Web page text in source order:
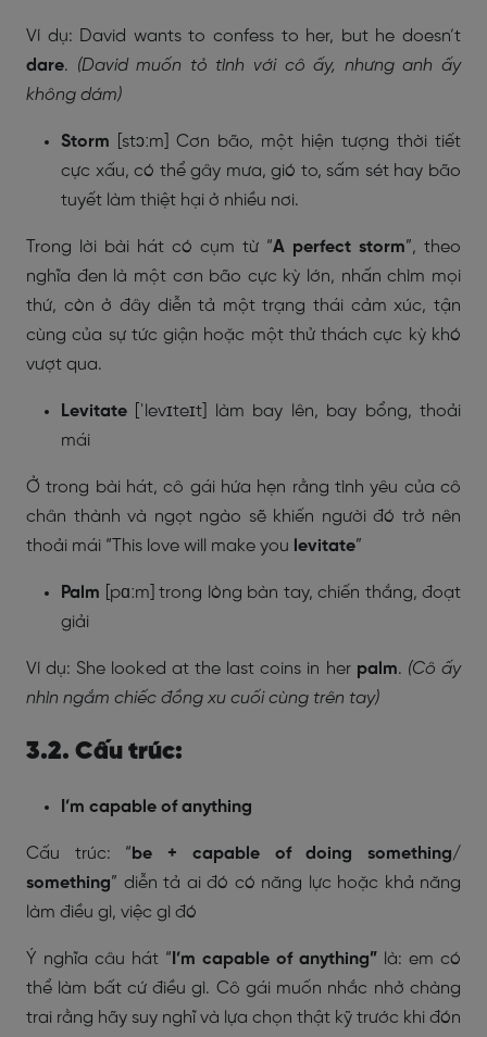
Ví dụ: David wants to confess to her, but he doesn’t
dare. (David muốn tỏ tình với cô ấy, nhưng anh ấy
không dám)
Storm
stɔːm] Cơn bão, một hiện tượng thời tiết
cực xấu, có thể gây mưa, gió to, sấm sét hay bão
tuyết làm thiệt hại ở nhiều nơi.
Trong lời bài hát có cụm từ “A perfect storm”, theo
nghĩa đen là một cơn bão cực kỳ lớn, nhấn chìm mọi
thứ, còn ở đây diễn tả một trạng thái cảm xúc, tận
cùng của sự tức giận hoặc một thử thách cực kỳ khó
vượt qua.
Levitate
ˈlevɪteɪt] làm bay lên, bay bổng, thoải
mái
Ở trong bài hát, cô gái hứa hẹn rằng tình yêu của cô
chân thành và ngọt ngào sẽ khiến người đó trở nên
thoải mái “ This love will make you levitate”
Palm
pɑːm] trong lòng bàn tay, chiến thắng, đoạt
giải
Ví dụ: She looked at the last coins in her palm. (Cô ấy
nhìn ngắm chiếc đồng xu cuối cùng trên tay)
3.2. Cấu trúc:
I’m capable of anything
Cấu trúc: “ be + capable of doing something/
something” diễn tả ai đó có năng lực hoặc khả năng
làm điều gì, việc gì đó
Ý nghĩa câu hát “ I’m capable of anything” là: em có
thể làm bất cứ điều gì. Cô gái muốn nhắc nhở chàng
trai rằng hãy suy nghĩ và lựa chọn thật kỹ trước khi đón